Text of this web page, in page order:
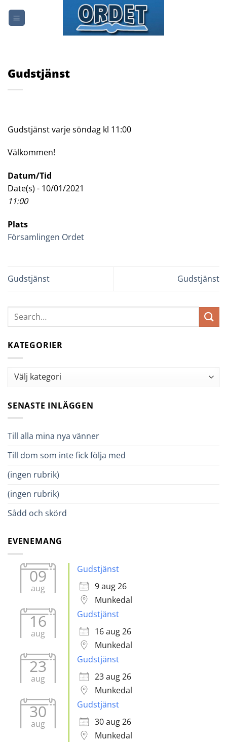
Gudstjänst
Gudstjänst varje söndag kl 11:00
Välkommen!
Datum/Tid
Date(s) - 10/01/2021
11:00
Plats
Församlingen Ordet
Gudstjänst Gudstjänst
KATEGORIER
Kategorier
SENASTE INLÄGGEN
Till alla mina nya vänner
Till dom som inte fick följa med
(ingen rubrik)
(ingen rubrik)
Sådd och skörd
EVENEMANG
09
aug
Gudstjänst
9 aug 26
Munkedal
16
aug
Gudstjänst
16 aug 26
Munkedal
23
aug
Gudstjänst
23 aug 26
Munkedal
30
aug
Gudstjänst
30 aug 26
Munkedal